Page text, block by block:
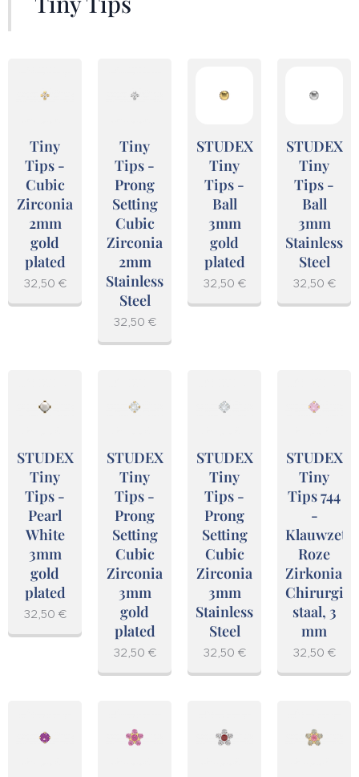
Tiny
Tips -
Cubic
Zirconia
2mm
gold
plated
32,50 €
Tiny
Tips -
Prong
Setting
Cubic
Zirconia
2mm
Stainless
Steel
32,50 €
STUDEX
Tiny
Tips -
Ball
3mm
gold
plated
32,50 €
STUDEX
Tiny
Tips -
Ball
3mm
Stainless
Steel
32,50 €
STUDEX
Tiny
Tips -
Pearl
White
3mm
gold
plated
32,50 €
STUDEX
Tiny
Tips -
Prong
Setting
Cubic
Zirconia
3mm
gold
plated
32,50 €
STUDEX
Tiny
Tips -
Prong
Setting
Cubic
Zirconia
3mm
Stainless
Steel
32,50 €
STUDEX
Tiny
Tips 744
-
Roze
Zirkonia,
staal, 3
mm
32,50 €